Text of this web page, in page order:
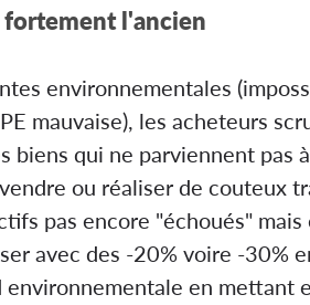
l'ancien
environnementales
mauvaise), les acheteurs
biens qui ne parviennent pas
ou réaliser de couteux
pas encore "échoués"
avec des -20% voire -30%
en mettant